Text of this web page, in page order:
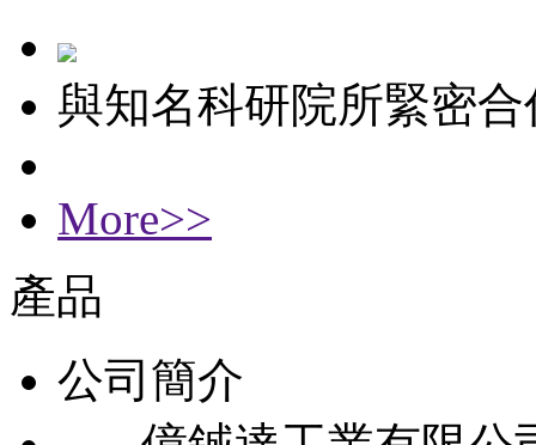
與知名科研院所緊密合
More>>
產品
公司簡介